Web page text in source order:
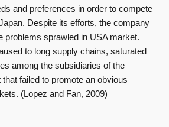
and preferences in order to compete
Despite its efforts, the company
problems sprawled in USA market.
to long supply chains, saturated
among the subsidiaries of the
failed to promote an obvious
(Lopez and Fan, 2009)